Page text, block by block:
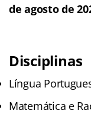
de agosto de
Disciplinas
Língua
Matemática e